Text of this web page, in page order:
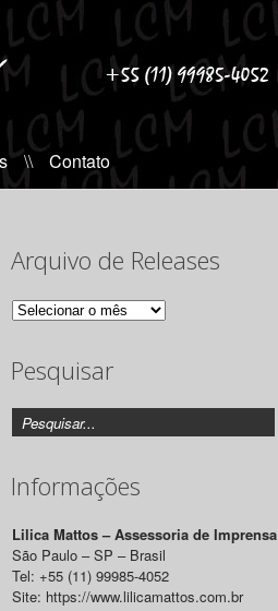
\\ Contato
Arquivo de Releases
Arquivo
Pesquisar
Informações
Lilica Mattos – Assessoria de Imprensa
São Paulo – SP – Brasil
Tel: +55 (11) 99985-4052
Site: https://www.lilicamattos.com.br